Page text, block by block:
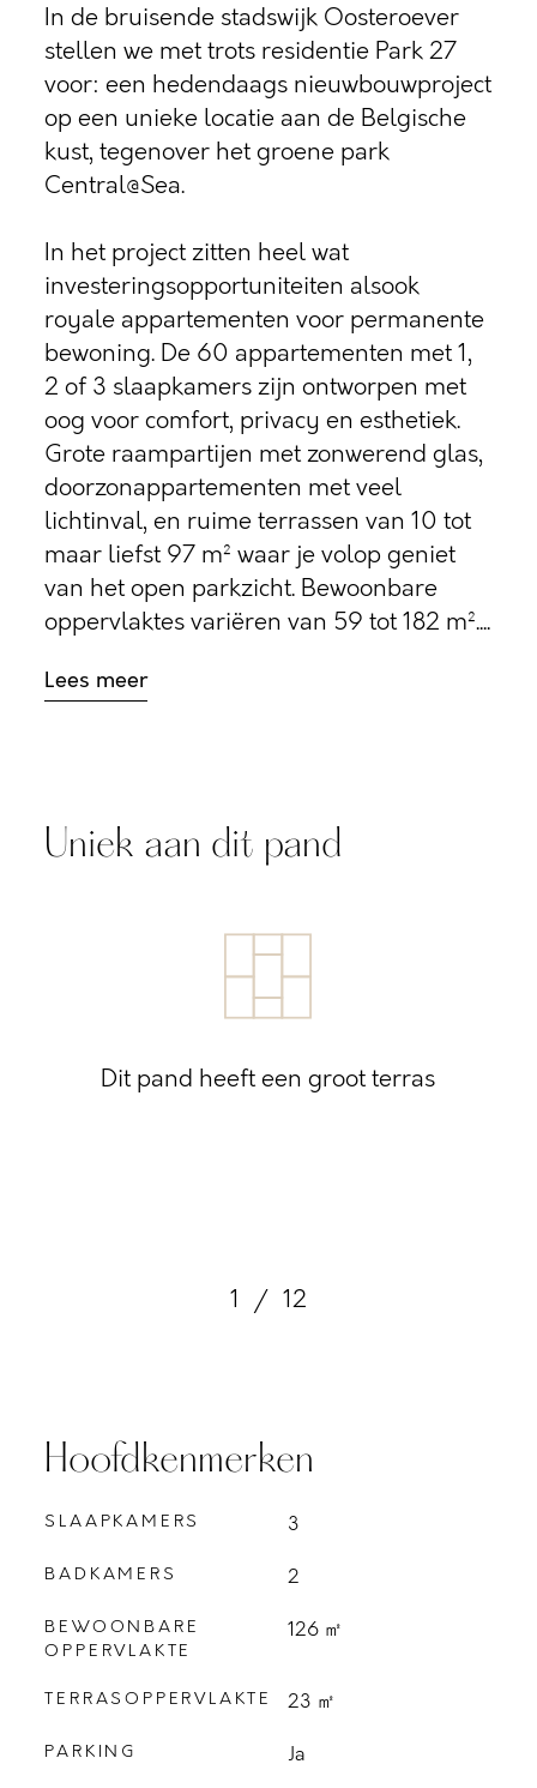
In de bruisende stadswijk Oosteroever
stellen we met trots residentie Park 27
voor: een hedendaags nieuwbouwproject
op een unieke locatie aan de Belgische
kust, tegenover het groene park
Central@Sea.
In het project zitten heel wat
investeringsopportuniteiten alsook
royale appartementen voor permanente
bewoning. De 60 appartementen met 1,
2 of 3 slaapkamers zijn ontworpen met
oog voor comfort, privacy en esthetiek.
Grote raampartijen met zonwerend glas,
doorzonappartementen met veel
lichtinval, en ruime terrassen van 10 tot
maar liefst 97 m² waar je volop geniet
van het open parkzicht. Bewoonbare
oppervlaktes variëren van 59 tot 182 m²....
Lees meer
Uniek aan dit pand
Dit pand heeft een groot terras
1 / 12
Hoofdkenmerken
SLAAPKAMERS 3
BADKAMERS 2
BEWOONBARE
OPPERVLAKTE
126 ㎡
TERRASOPPERVLAKTE 23 ㎡
PARKING Ja